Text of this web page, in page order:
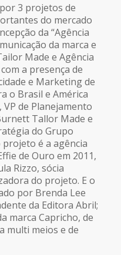
3 projetos de
do mercado
da “Agência
da marca e
Made e Agência
a presença de
e Marketing de
o Brasil e América
de Planejamento
Tallor Made e
do Grupo
é a agência
de Ouro em 2011,
Rizzo, sócia
do projeto. E o
por Brenda Lee
da Editora Abril;
marca Capricho, de
multi meios e de